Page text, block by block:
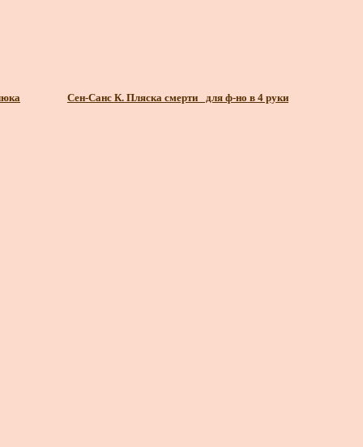
Сен-Санс К. Пляска смерти_ для ф-но в 4 руки